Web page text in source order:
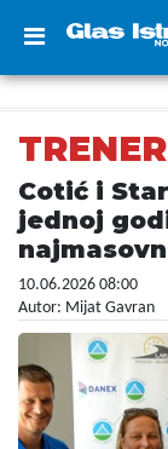
Cotić i
jednoj
10.06.2026 08:00
Autor: Mijat Gavran